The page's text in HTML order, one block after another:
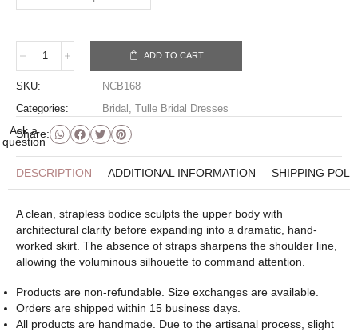
ADD TO CART
SKU:
NCB168
Categories:
Bridal Tulle Bridal Dresses
Ask a
question
Share:
DESCRIPTION ADDITIONAL INFORMATION SHIPPING
A clean, strapless bodice sculpts the upper body with
architectural clarity before expanding into a dramatic, hand-
worked skirt. The absence of straps sharpens the shoulder line,
allowing the voluminous silhouette to command attention.
Products are non-refundable. Size exchanges are available.
Orders are shipped within 15 business days.
All products are handmade. Due to the artisanal process, slight